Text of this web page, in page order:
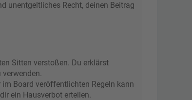
unentgeltliches Recht, deinen Beitrag
Sitten verstoßen. Du erklärst
Board veröffentlichten Regeln kann
ein Hausverbot erteilen.